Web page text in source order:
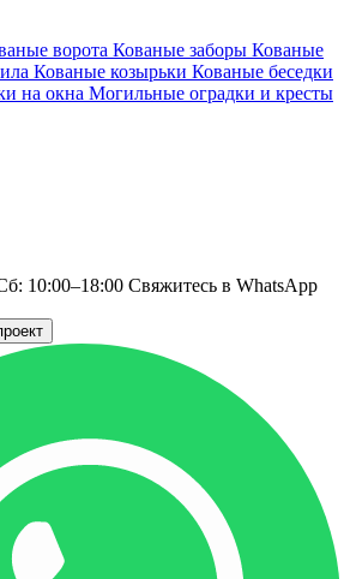
ворота Кованые заборы Кованые
Кованые козырьки Кованые беседки
на окна Могильные оградки и кресты
10:00–18:00 Свяжитесь в WhatsApp